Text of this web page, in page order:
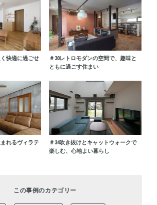
快適に過ごせ
＃30レトロモダンの空間で、趣味と
ともに過ごす住まい
れるヴィラテ
＃34吹き抜けとキャットウォークで
楽しむ、心地よい暮らし
この事例のカテゴリー